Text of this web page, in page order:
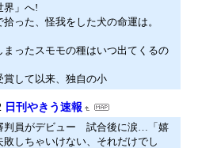
界」へ!
った、怪我をした犬の命運は。
まったスモモの種はいつ出てくるの
賞して以来、独自の小
日刊やきう速報
判員がデビュー 試合後に涙…「嬉
敗しちゃいけない、それだけでし